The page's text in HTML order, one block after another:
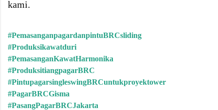
kami.
#PemasanganpagardanpintuBRCsliding
#Produksikawatduri
#PemasanganKawatHarmonika
#ProduksitiangpagarBRC
#PintupagarsingleswingBRCuntukproyektower
#PagarBRCGisma
#PasangPagarBRCJakarta